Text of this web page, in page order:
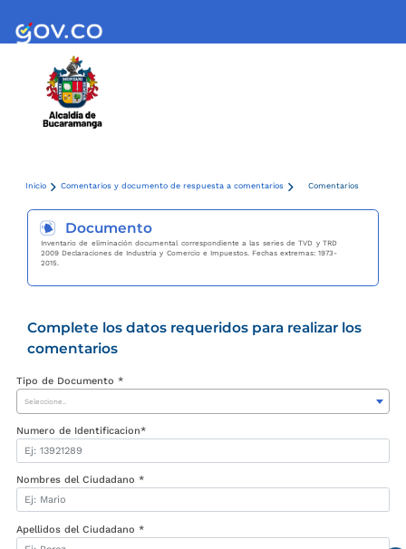
Inicio Comentarios y documento de respuesta a comentarios Comentarios
Documento
Inventario de eliminación documental correspondiente a las series de TVD y TRD
2009 Declaraciones de Industria y Comercio e Impuestos. Fechas extremas: 1973-
2015.
Complete los datos requeridos para realizar los
comentarios
Tipo de Documento *
Seleccione..
Numero de Identificacion*
Nombres del Ciudadano *
Apellidos del Ciudadano *